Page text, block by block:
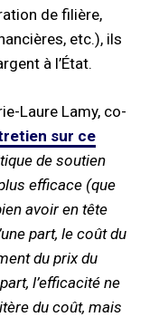
de filière,
etc.), ils
à l’État.
Laure Lamy, co-
sur ce
de soutien
efficace (que
avoir en tête
part, le coût du
du prix du
l’efficacité ne
du coût, mais